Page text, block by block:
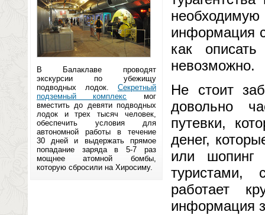
В Балаклаве проводят
экскурсии по убежищу
подводных лодок. Секретный
подземный комплекс мог
вместить до девяти подводных
лодок и трех тысяч человек,
обеспечить условия для
автономной работы в течение
30 дней и выдержать прямое
попадание заряда в 5-7 раз
мощнее атомной бомбы,
которую сбросили на Хиросиму.
информация
как
невозможно.
Не стоит
довольно
путевки,
денег,
или шопинг
туристами,
работает
информация